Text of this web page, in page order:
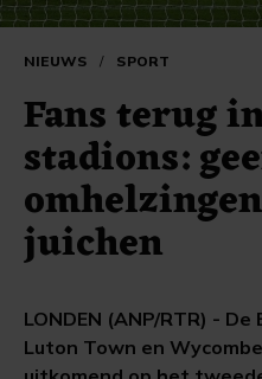
NIEUWS / SPORT
Fans terug
stadions:
juichen
LONDEN (ANP/RTR) -
Luton Town en